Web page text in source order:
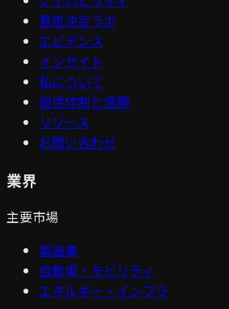
意思決定ラボ
エビデンス
インサイト
私について
提供体制と信頼
リソース
お問い合わせ
業界
主要市場
製造業
自動車・モビリティ
エネルギー・インフラ